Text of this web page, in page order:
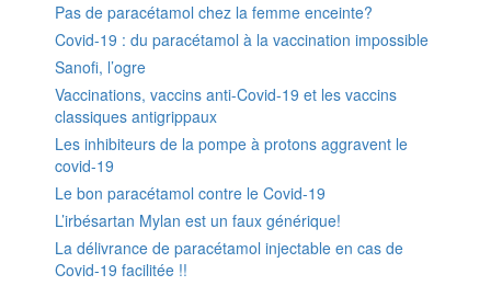
Pas de paracétamol chez la femme enceinte?
Covid-19 : du paracétamol à la vaccination impossible
Sanofi, l’ogre
Vaccinations, vaccins anti-Covid-19 et les vaccins
classiques antigrippaux
Les inhibiteurs de la pompe à protons aggravent le
covid-19
Le bon paracétamol contre le Covid-19
L’irbésartan Mylan est un faux générique!
La délivrance de paracétamol injectable en cas de
Covid-19 facilitée !!